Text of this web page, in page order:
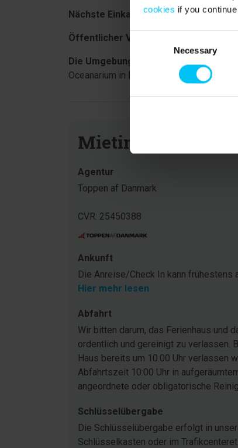
cookies if you
Consent
Necessary
Nächste Einkaufsmöglichkeit:
Öffentlicher Verkehr:
Die Umgebung:
Oceanarium in Hirtshals. Das
Mietinformationen
Agentur
Toppen af Danmark
CVR: 25450388
Ankunft
Die Anreise/Check In kann frühestens
Hier mehr lesen
Abfahrt
Wir bitten darum, das Ferienhaus und
ordentlich und gereinigt zu verlassen.
Haus bereits um 10.00 Uhr verlassen
Abfahrtszeit 10:00 Uhr in
angeordnete oder obligatorische
Schlüsselübergabe
Die Schlüsselübergabe erfolgt in
Schlüsselkasten oder im